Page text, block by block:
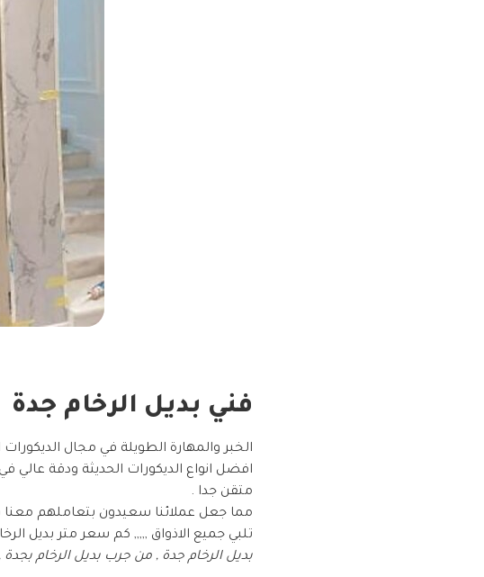
فني بديل الرخام جدة
الخبر والمهارة الطويلة في مجال
افضل انواع الديكورات الحديثة ودقة عالي
متقن جدا .
مما جعل عملائنا سعيدون بتعاملهم معنا
تلبي جميع الاذواق ,,,,, كم سعر متر بديل
بديل الرخام جدة , من جرب بديل الرخام